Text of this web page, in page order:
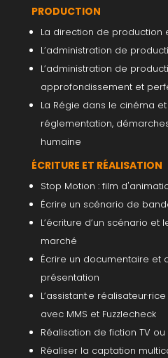
PRODUCTION
La direction de production
L’administration de
L’administration de
approfondissement et
La Régie dans le cinéma et
réglementation,
humaine
ÉCRITURE ET RÉALISATION
Stop Motion : film
Écrire un scénario de
L’écriture d’un scénario et
marché
Écrire un documentaire et
présentation
L’assistant·e
avec MMS et Fuzzlecheck
Réalisation de fiction TV
Réaliser la captation